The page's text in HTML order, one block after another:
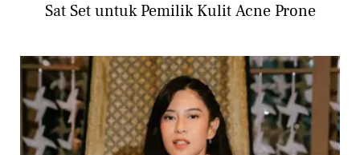
Sat Set untuk Pemilik Kulit Acne Prone